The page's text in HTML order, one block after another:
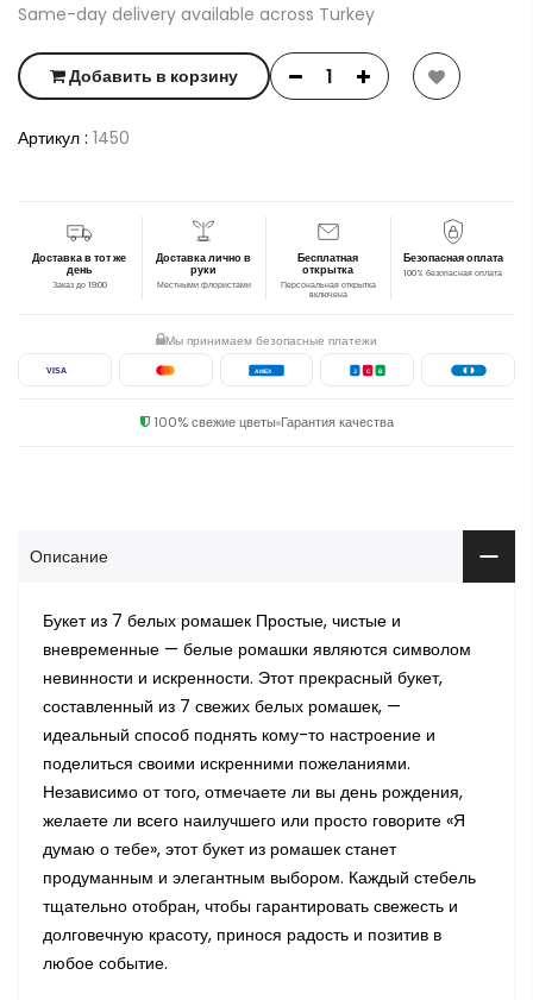
Same-day delivery available across Turkey
Добавить в корзину
Артикул : 1450
Доставка в тот же
день
Заказ до 19:00
Доставка лично в
руки
Местными флористами
Бесплатная
открытка
Персональная открытка
включена
Безопасная оплата
100% безопасная оплата
Мы принимаем безопасные платежи
VISA AMEX J C B
100% свежие цветы Гарантия качества
Описание
Букет из 7 белых ромашек Простые, чистые и
вневременные — белые ромашки являются символом
невинности и искренности. Этот прекрасный букет,
составленный из 7 свежих белых ромашек, —
идеальный способ поднять кому-то настроение и
поделиться своими искренними пожеланиями.
Независимо от того, отмечаете ли вы день рождения,
желаете ли всего наилучшего или просто говорите «Я
думаю о тебе», этот букет из ромашек станет
продуманным и элегантным выбором. Каждый стебель
тщательно отобран, чтобы гарантировать свежесть и
долговечную красоту, принося радость и позитив в
любое событие.